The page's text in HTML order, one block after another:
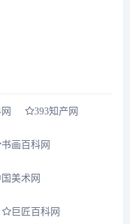
393知产网
书画百科网
国美术网
巨匠百科网